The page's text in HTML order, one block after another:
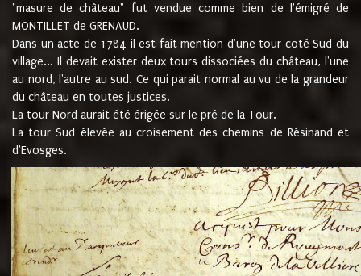
"masure de château" fut vendue comme bien de l'émigré de
MONTILLET de GRENAUD.
Dans un acte de 1784 il est fait mention d'une tour coté Sud du
village... Il devait exister deux tours dissociées du château, l'une
au nord, l'autre au sud. Ce qui parait normal au vu de la grandeur
du château en toutes justices.
La tour Nord aurait été érigée sur le pré de la Tour.
La tour Sud élevée au croisement des chemins de Résinand et
d'Evosges.